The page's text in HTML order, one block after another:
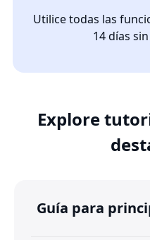
Utilice todas las
14 días
Explore
Guía para